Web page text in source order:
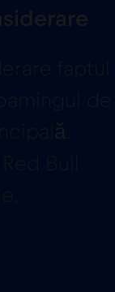
faptul
de
Bull